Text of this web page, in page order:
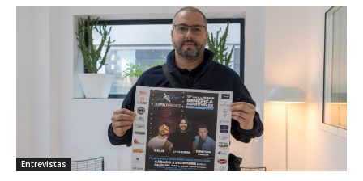
Entrevistas